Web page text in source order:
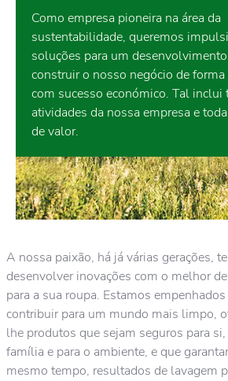
Como empresa pioneira na área da
sustentabilidade, queremos
soluções para um
construir o nosso negócio de
com sucesso económico. Tal inclui
atividades da nossa empresa e
de valor.
A nossa paixão, há já várias gerações,
desenvolver inovações com o melhor
para a sua roupa. Estamos
contribuir para um mundo mais limpo,
lhe produtos que sejam seguros para si,
família e para o ambiente, e que
mesmo tempo, resultados de lavagem